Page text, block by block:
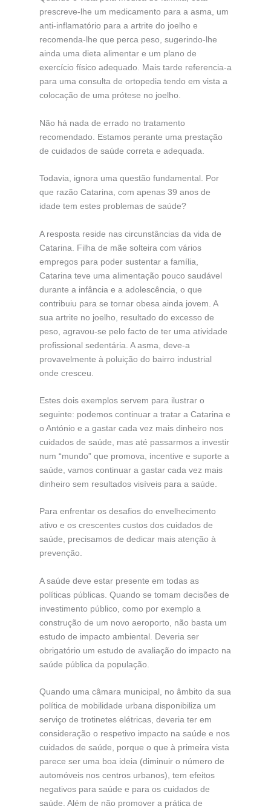
prescreve-lhe um medicamento para a asma, um
anti-inflamatório para a artrite do joelho e
recomenda-lhe que perca peso, sugerindo-lhe
ainda uma dieta alimentar e um plano de
exercício físico adequado. Mais tarde referencia-a
para uma consulta de ortopedia tendo em vista a
colocação de uma prótese no joelho.
Não há nada de errado no tratamento
recomendado. Estamos perante uma prestação
de cuidados de saúde correta e adequada.
Todavia, ignora uma questão fundamental. Por
que razão Catarina, com apenas 39 anos de
idade tem estes problemas de saúde?
A resposta reside nas circunstâncias da vida de
Catarina. Filha de mãe solteira com vários
empregos para poder sustentar a família,
Catarina teve uma alimentação pouco saudável
durante a infância e a adolescência, o que
contribuiu para se tornar obesa ainda jovem. A
sua artrite no joelho, resultado do excesso de
peso, agravou-se pelo facto de ter uma atividade
profissional sedentária. A asma, deve-a
provavelmente à poluição do bairro industrial
onde cresceu.
Estes dois exemplos servem para ilustrar o
seguinte: podemos continuar a tratar a Catarina e
o António e a gastar cada vez mais dinheiro nos
cuidados de saúde, mas até passarmos a investir
num “mundo” que promova, incentive e suporte a
saúde, vamos continuar a gastar cada vez mais
dinheiro sem resultados visíveis para a saúde.
Para enfrentar os desafios do envelhecimento
ativo e os crescentes custos dos cuidados de
saúde, precisamos de dedicar mais atenção à
prevenção.
A saúde deve estar presente em todas as
políticas públicas. Quando se tomam decisões de
investimento público, como por exemplo a
construção de um novo aeroporto, não basta um
estudo de impacto ambiental. Deveria ser
obrigatório um estudo de avaliação do impacto na
saúde pública da população.
Quando uma câmara municipal, no âmbito da sua
política de mobilidade urbana disponibiliza um
serviço de trotinetes elétricas, deveria ter em
consideração o respetivo impacto na saúde e nos
cuidados de saúde, porque o que à primeira vista
parece ser uma boa ideia (diminuir o número de
automóveis nos centros urbanos), tem efeitos
negativos para saúde e para os cuidados de
saúde. Além de não promover a prática de